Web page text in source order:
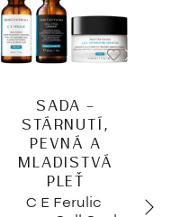
SADA –
STÁRNUTÍ,
PEVNÁ A
MLADISTVÁ
PLEŤ
C E Ferulic